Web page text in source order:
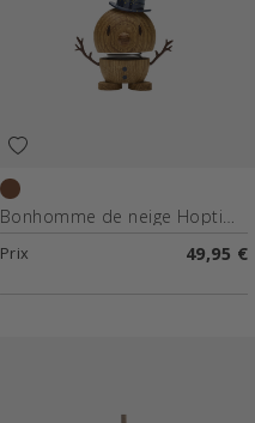
Chêne Bonhomme de neige Hoptimist
Prix 49,95 €